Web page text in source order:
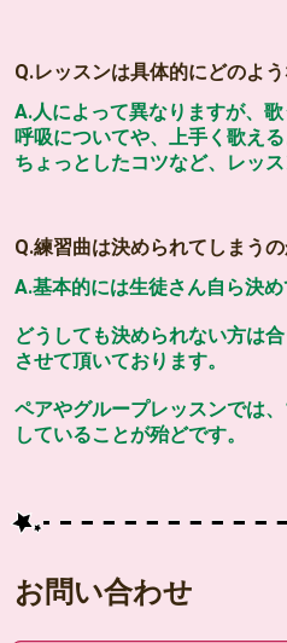
Q.レッスンは具体的にどのよ
A.人によって異なりますが、
呼吸についてや、上手く歌え
ちょっとしたコツなど、レッス
Q.練習曲は決められてしまうの
A.基本的には生徒さん自ら決め
どうしても決められない方は
させて頂いております。
ペアやグループレッスンでは
していることが殆どです。
お問い合わせ